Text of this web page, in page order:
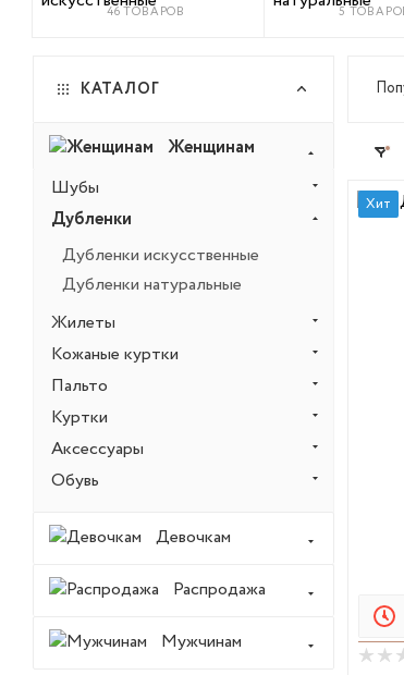
46 ТОВАРОВ 5
Хит
КАТАЛОГ
Женщинам
Шубы
Дубленки
Дубленки искусственные
Дубленки натуральные
Жилеты
Кожаные куртки
Пальто
Куртки
Аксессуары
Обувь
Девочкам
Распродажа
Мужчинам